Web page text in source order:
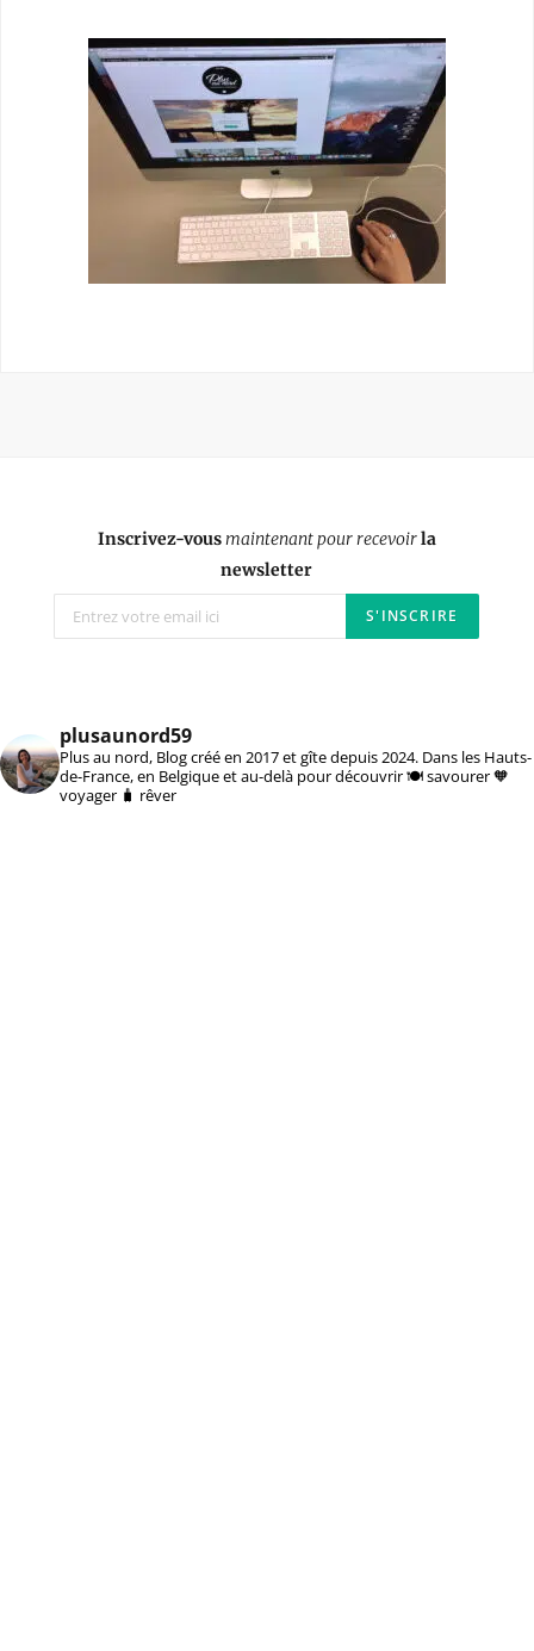
Inscrivez-vousmaintenant pour recevoirla
newsletter
plusaunord59
Plus au nord, Blog créé en 2017 et gîte depuis 2024. Dans les Hauts-
de-France, en Belgique et au-delà pour découvrir 🍽️ savourer 🧡
voyager 🧳 rêver